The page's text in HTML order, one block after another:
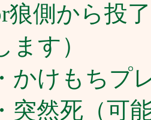
狼側から投
ます）
・かけもちプ
・突然死（可